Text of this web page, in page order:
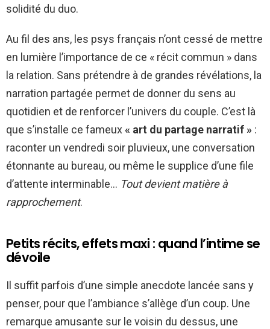
solidité du duo.
Au fil des ans, les psys français n’ont cessé de mettre
en lumière l’importance de ce « récit commun » dans
la relation. Sans prétendre à de grandes révélations, la
narration partagée permet de donner du sens au
quotidien et de renforcer l’univers du couple. C’est là
que s’installe ce fameux« art du partage narratif » :
raconter un vendredi soir pluvieux, une conversation
étonnante au bureau, ou même le supplice d’une file
d’attente interminable… Tout devient matière à
rapprochement.
Petits récits, effets maxi : quand l’intime se
dévoile
Il suffit parfois d’une simple anecdote lancée sans y
penser, pour que l’ambiance s’allège d’un coup. Une
remarque amusante sur le voisin du dessus, une